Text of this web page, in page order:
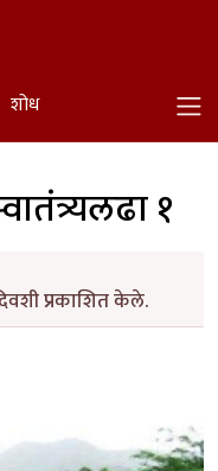
शोध
१
प्रकाशित केले.